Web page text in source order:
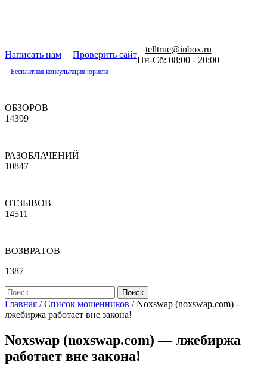
Написать нам Проверить сайт
telltrue@inbox.ru
Пн-Сб: 08:00 - 20:00
Бесплатная консультация юриста
ОБЗОРОВ
14399
РАЗОБЛАЧЕНИЙ
10847
ОТЗЫВОВ
14511
ВОЗВРАТОВ
1387
Главная /Список мошенников /Noxswap (noxswap.com) -
лжебиржа работает вне закона!
Noxswap (noxswap.com) — лжебиржа
работает вне закона!